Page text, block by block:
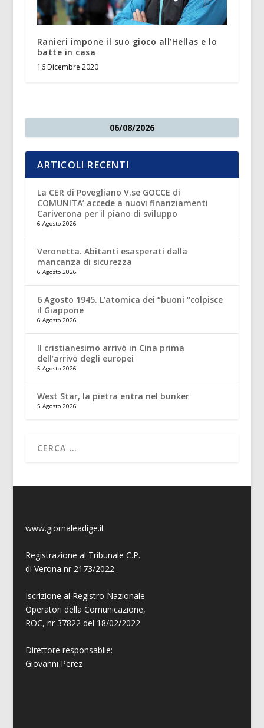
Ranieri impone il suo gioco all’Hellas e lo
batte in casa
16 Dicembre 2020
06/08/2026
ARTICOLI RECENTI
La CER di Povegliano V.se GOCCE di
COMUNITA’ accede a nuovi finanziamenti
Cariverona per il piano di sviluppo
6 Agosto 2026
Veronetta. Abitanti esasperati dalla
mancanza di sicurezza
6 Agosto 2026
6 Agosto 1945. L’atomica dei “buoni “colpisce
il Giappone
6 Agosto 2026
Il cristianesimo arrivò in Cina prima
dell’arrivo degli europei
5 Agosto 2026
West Star, la pietra entra nel bunker
5 Agosto 2026
www.giornaleadige.it
Registrazione al Tribunale C.P.
di Verona nr 2173/2022
Iscrizione al Registro Nazionale
Operatori della Comunicazione,
ROC, nr 37822 del 18/02/2022
Direttore responsabile:
Giovanni Perez